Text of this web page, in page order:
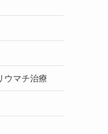
ウマチ治療